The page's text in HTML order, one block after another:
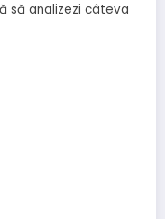
să analizezi câteva